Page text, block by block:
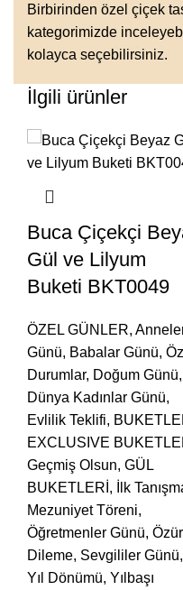
Birbirinden özel çiçek
kategorimizde
kolayca seçebilirsiniz.
İlgili ürünler
Buca Çiçekçi
Gül ve Lilyum
Buketi BKT0049
ÖZEL GÜNLER,
Günü, Babalar Günü,
Durumlar, Doğum Günü,
Dünya Kadınlar Günü,
Evlilik Teklifi,
EXCLUSIVE
Geçmiş Olsun, GÜL
BUKETLERİ , İlk
Mezuniyet Töreni,
Öğretmenler Günü, Özür
Dileme, Sevgililer Günü,
Yıl Dönümü, Yılbaşı